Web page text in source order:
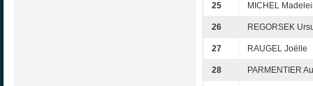
25 MICHEL
26 REGORSEK
27 RAUGEL Joëlle
28 PARMENTIER